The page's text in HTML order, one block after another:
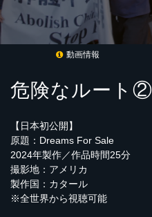
動画情報
危険なルート
【日本初公開】
原題：Dreams For Sale
2024年製作／作品時間25分
撮影地：アメリカ
製作国：カタール
※全世界から視聴可能